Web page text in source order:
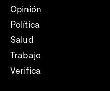
Opinión
Política
Salud
Trabajo
Verifica